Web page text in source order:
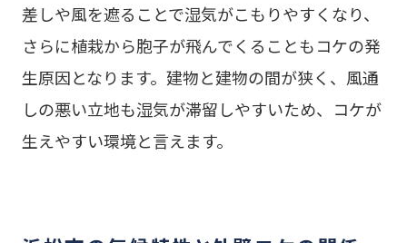
差しや風を遮ることで湿気がこもりやすくなり、
さらに植栽から胞子が飛んでくることもコケの発
生原因となります。建物と建物の間が狭く、風通
しの悪い立地も湿気が滞留しやすいため、コケが
生えやすい環境と言えます。